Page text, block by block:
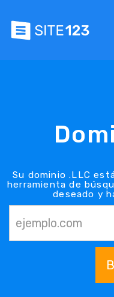
Su dominio .LLC
herramienta de
deseado y